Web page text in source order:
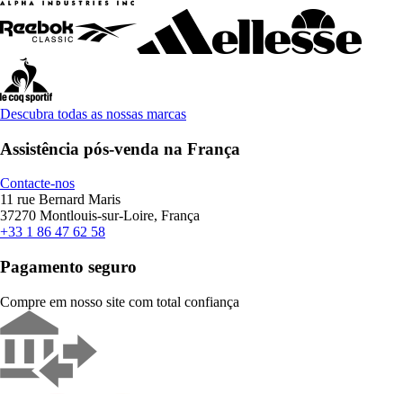
Descubra todas as nossas marcas
Assistência pós-venda na França
Contacte-nos
11 rue Bernard Maris
37270 Montlouis-sur-Loire, França
+33 1 86 47 62 58
Pagamento seguro
Compre em nosso site com total confiança